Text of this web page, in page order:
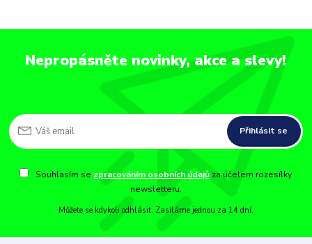
Nepropásněte novinky, akce a slevy!
Přihlásit se
Souhlasím se zpracováním osobních údajů za účelem rozesílky
newsletteru.
Můžete se kdykoli odhlásit. Zasíláme jednou za 14 dní.